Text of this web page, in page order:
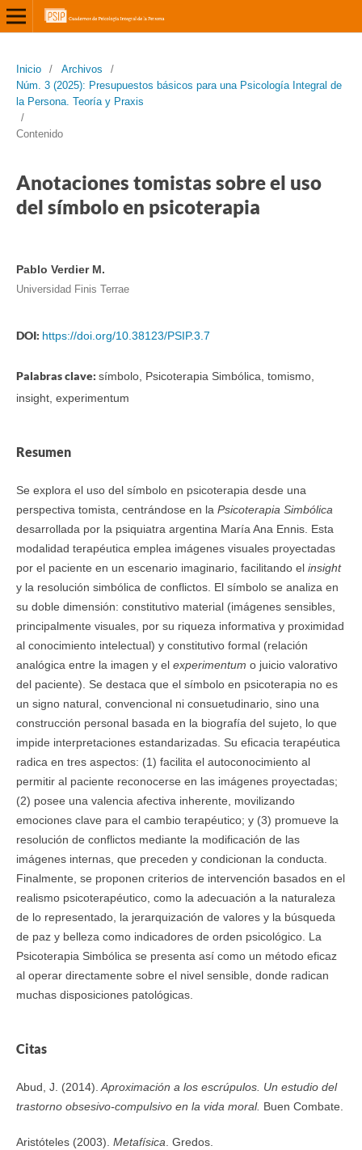
Inicio / Archivos
/
Núm. 3 (2025): Presupuestos básicos para una Psicología Integral de
la Persona. Teoría y Praxis
/
Contenido
Anotaciones tomistas sobre el uso
del símbolo en psicoterapia
Pablo Verdier M.
Universidad Finis Terrae
DOI: https://doi.org/10.38123/PSIP.3.7
Palabras clave: símbolo, Psicoterapia Simbólica, tomismo,
insight, experimentum
Resumen
Se explora el uso del símbolo en psicoterapia desde una
perspectiva tomista, centrándose en la Psicoterapia Simbólica
desarrollada por la psiquiatra argentina María Ana Ennis. Esta
modalidad terapéutica emplea imágenes visuales proyectadas
por el paciente en un escenario imaginario, facilitando el insight
y la resolución simbólica de conflictos. El símbolo se analiza en
su doble dimensión: constitutivo material (imágenes sensibles,
principalmente visuales, por su riqueza informativa y proximidad
al conocimiento intelectual) y constitutivo formal (relación
analógica entre la imagen y el experimentum o juicio valorativo
del paciente). Se destaca que el símbolo en psicoterapia no es
un signo natural, convencional ni consuetudinario, sino una
construcción personal basada en la biografía del sujeto, lo que
impide interpretaciones estandarizadas. Su eficacia terapéutica
radica en tres aspectos: (1) facilita el autoconocimiento al
permitir al paciente reconocerse en las imágenes proyectadas;
(2) posee una valencia afectiva inherente, movilizando
emociones clave para el cambio terapéutico; y (3) promueve la
resolución de conflictos mediante la modificación de las
imágenes internas, que preceden y condicionan la conducta.
Finalmente, se proponen criterios de intervención basados en el
realismo psicoterapéutico, como la adecuación a la naturaleza
de lo representado, la jerarquización de valores y la búsqueda
de paz y belleza como indicadores de orden psicológico. La
Psicoterapia Simbólica se presenta así como un método eficaz
al operar directamente sobre el nivel sensible, donde radican
muchas disposiciones patológicas.
Citas
Abud, J. (2014). Aproximación a los escrúpulos. Un estudio del
trastorno obsesivo-compulsivo en la vida moral. Buen Combate.
Aristóteles (2003). Metafísica . Gredos.